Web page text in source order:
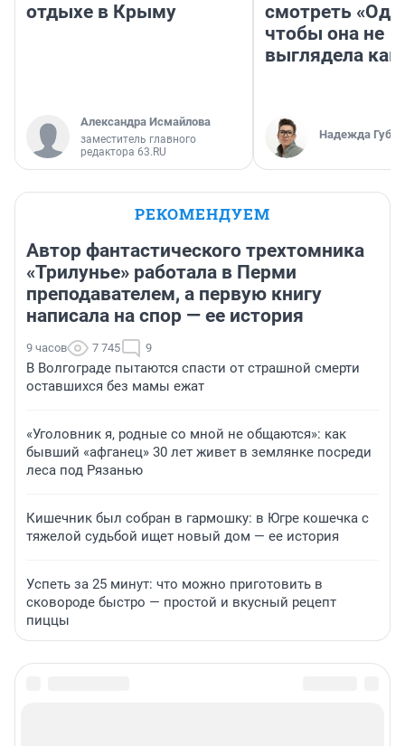
отдыхе в Крыму
Александра Исмайлова
заместитель главного
редактора 63.RU
смотреть
чтобы она не
выглядела как
Надежда
РЕКОМЕНДУЕМ
Автор фантастического трехтомника
«Трилунье» работала в Перми
преподавателем, а первую книгу
написала на спор — ее история
9 часов 7 745 9
В Волгограде пытаются спасти от страшной смерти
оставшихся без мамы ежат
«Уголовник я, родные со мной не общаются»: как
бывший «афганец» 30 лет живет в землянке посреди
леса под Рязанью
Кишечник был собран в гармошку: в Югре кошечка с
тяжелой судьбой ищет новый дом — ее история
Успеть за 25 минут: что можно приготовить в
сковороде быстро — простой и вкусный рецепт
пиццы